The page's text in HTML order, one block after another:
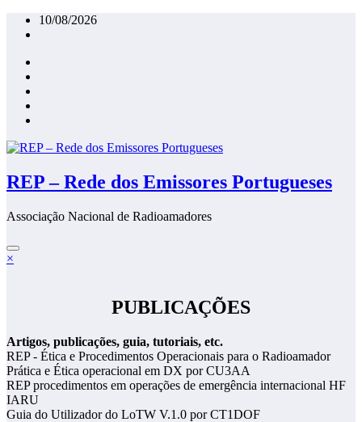
Saltar
para
conteúdo
10/08/2026
REP – Rede dos Emissores Portugueses
Associação Nacional de Radioamadores
×
PUBLICAÇÕES
Artigos, publicações, guia, tutoriais, etc.
REP - Ética e Procedimentos Operacionais para o Radioamador
Prática e Ética operacional em DX por CU3AA
REP procedimentos em operações de emergência internacional HF
IARU
Guia do Utilizador do LoTW V.1.0 por CT1DOF